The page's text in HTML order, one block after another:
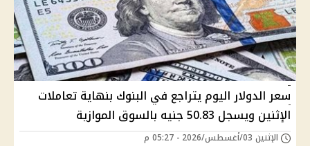
سعر الدولار اليوم يتراجع في البنوك بنهاية تعاملات
الإثنين ويسجل 50.83 جنيه بالسوق الموازية
الإثنين 03/أغسطس/2026 - 05:27 م